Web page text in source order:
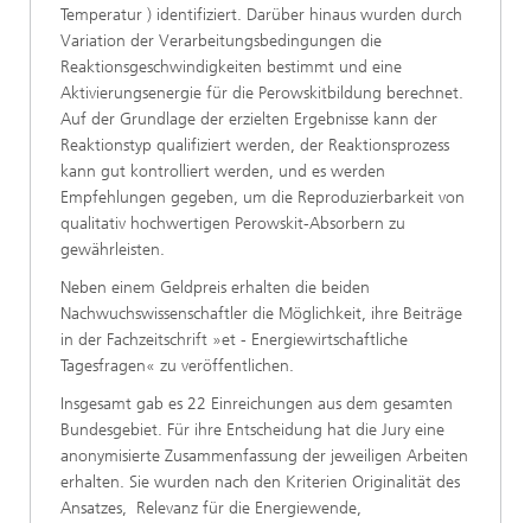
Temperatur ) identifiziert. Darüber hinaus wurden durch
Variation der Verarbeitungsbedingungen die
Reaktionsgeschwindigkeiten bestimmt und eine
Aktivierungsenergie für die Perowskitbildung berechnet.
Auf der Grundlage der erzielten Ergebnisse kann der
Reaktionstyp qualifiziert werden, der Reaktionsprozess
kann gut kontrolliert werden, und es werden
Empfehlungen gegeben, um die Reproduzierbarkeit von
qualitativ hochwertigen Perowskit-Absorbern zu
gewährleisten.
Neben einem Geldpreis erhalten die beiden
Nachwuchswissenschaftler die Möglichkeit, ihre Beiträge
in der Fachzeitschrift »et - Energiewirtschaftliche
Tagesfragen« zu veröffentlichen.
Insgesamt gab es 22 Einreichungen aus dem gesamten
Bundesgebiet. Für ihre Entscheidung hat die Jury eine
anonymisierte Zusammenfassung der jeweiligen Arbeiten
erhalten. Sie wurden nach den Kriterien Originalität des
Ansatzes, Relevanz für die Energiewende,